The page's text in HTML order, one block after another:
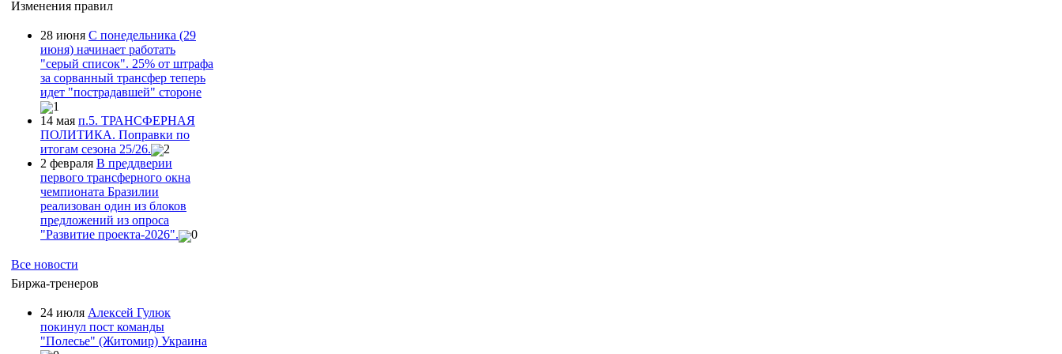
Изменения правил
28 июня С понедельника (29
июня) начинает работать
"серый список". 25% от штрафа
за сорванный трансфер теперь
идет "пострадавшей" стороне
1
14 мая п.5. ТРАНСФЕРНАЯ
ПОЛИТИКА. Поправки по
итогам сезона 25/26.
2
2 февраля В преддверии
первого трансферного окна
чемпионата Бразилии
реализован один из блоков
предложений из опроса
"Развитие проекта-2026".
0
Все новости
Биржа-тренеров
24 июля Алексей Гулюк
покинул пост команды
"Полесье" (Житомир) Украина